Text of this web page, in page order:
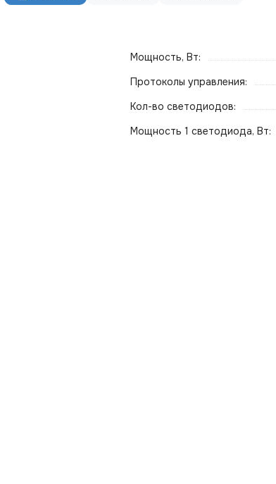
Мощность, Вт:
Протоколы управления:
Кол-во светодиодов:
Мощность 1 светодиода, Вт: